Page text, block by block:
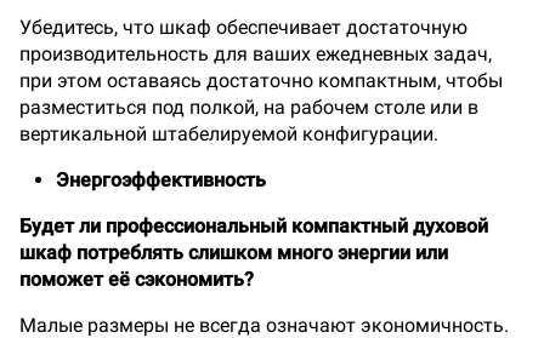
Убедитесь, что шкаф обеспечивает достаточную
производительность для ваших ежедневных задач,
при этом оставаясь достаточно компактным, чтобы
разместиться под полкой, на рабочем столе или в
вертикальной штабелируемой конфигурации.
Энергоэффективность
Будет ли профессиональный компактный духовой
шкаф потреблять слишком много энергии или
поможет её сэкономить?
Малые размеры не всегда означают экономичность.